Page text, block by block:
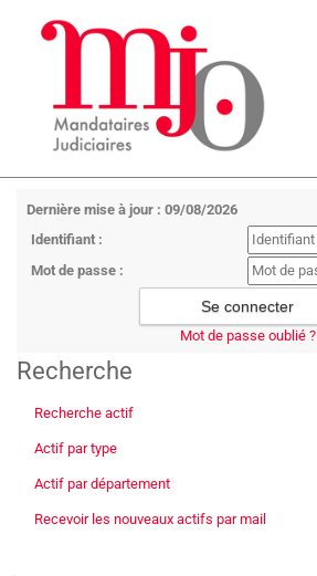
Dernière mise à jour : 09/08/2026
Identifiant :
Mot de passe :
Mot de passe oublié ?
Recherche
Recherche actif
Actif par type
Actif par département
Recevoir les nouveaux actifs par mail